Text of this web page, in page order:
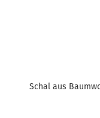
Schal aus